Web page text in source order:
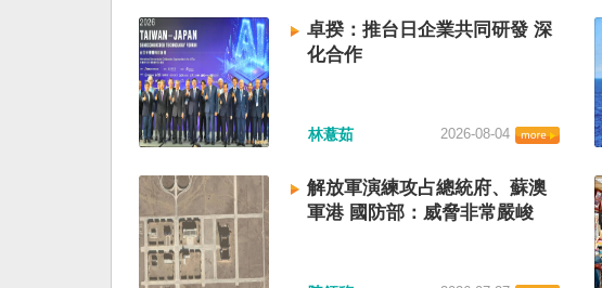
卓揆：推台日企業共同研發 深
化合作
林薏茹 2026-08-04
解放軍演練攻占總統府、蘇澳
軍港 國防部：威脅非常嚴峻